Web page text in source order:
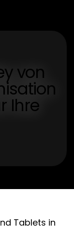
von
Ihre
Tablets in